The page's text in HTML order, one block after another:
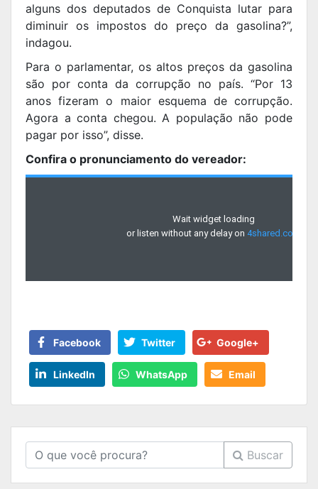
alguns dos deputados de Conquista lutar para
diminuir os impostos do preço da gasolina?”,
indagou.
Para o parlamentar, os altos preços da gasolina
são por conta da corrupção no país. “Por 13
anos fizeram o maior esquema de corrupção.
Agora a conta chegou. A população não pode
pagar por isso”, disse.
Confira o pronunciamento do vereador:
Facebook Twitter Google+
LinkedIn WhatsApp Email
Buscar